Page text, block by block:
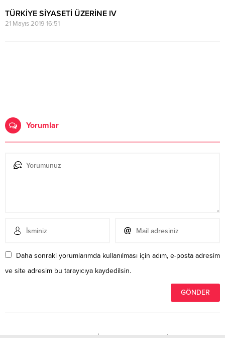
TÜRKİYE SİYASETİ ÜZERİNE IV
21 Mayıs 2019 16:51
Yorumlar
Daha sonraki yorumlarımda kullanılması için adım, e-posta adresim
ve site adresim bu tarayıcıya kaydedilsin.